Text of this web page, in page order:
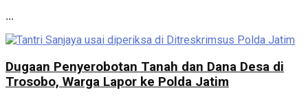
...
Dugaan Penyerobotan Tanah dan Dana Desa di
Trosobo, Warga Lapor ke Polda Jatim